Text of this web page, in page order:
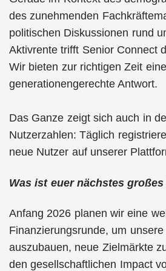
des zunehmenden
politischen Diskussionen rund
Aktivrente trifft Senior Connect
Wir bieten zur richtigen Zeit
generationengerechte Antwort.
Das Ganze zeigt sich auch in
Nutzerzahlen: Täglich
neue Nutzer auf unserer
Was ist euer nächstes
Anfang 2026 planen wir eine
Finanzierungsrunde, um
auszubauen, neue Zielmärkte
den gesellschaftlichen Impact